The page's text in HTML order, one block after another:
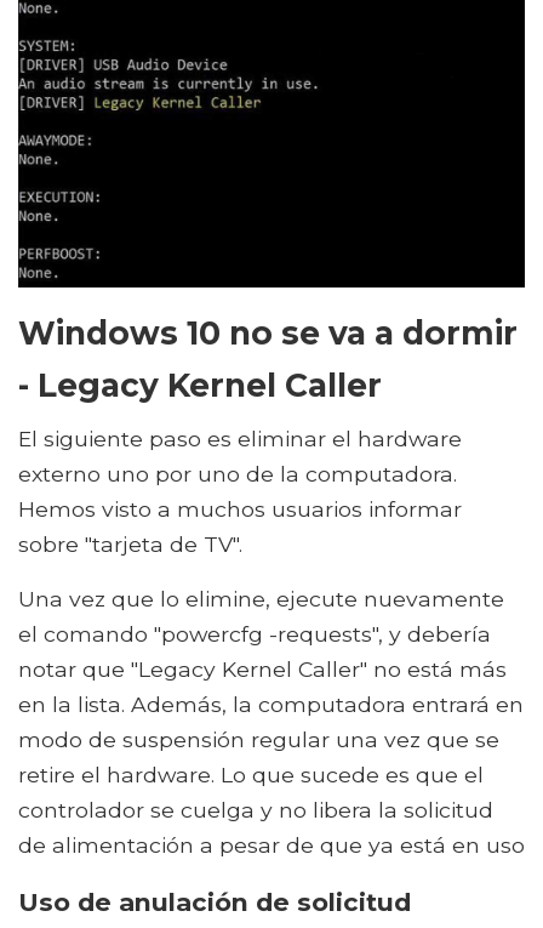
Windows 10 no se va a dormir
- Legacy Kernel Caller
El siguiente paso es eliminar el hardware
externo uno por uno de la computadora.
Hemos visto a muchos usuarios informar
sobre "tarjeta de TV".
Una vez que lo elimine, ejecute nuevamente
el comando "powercfg -requests", y debería
notar que "Legacy Kernel Caller" no está más
en la lista. Además, la computadora entrará en
modo de suspensión regular una vez que se
retire el hardware. Lo que sucede es que el
controlador se cuelga y no libera la solicitud
de alimentación a pesar de que ya está en uso
Uso de anulación de solicitud